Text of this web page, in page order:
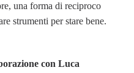
una forma di reciproco
strumenti per stare bene.
con Luca